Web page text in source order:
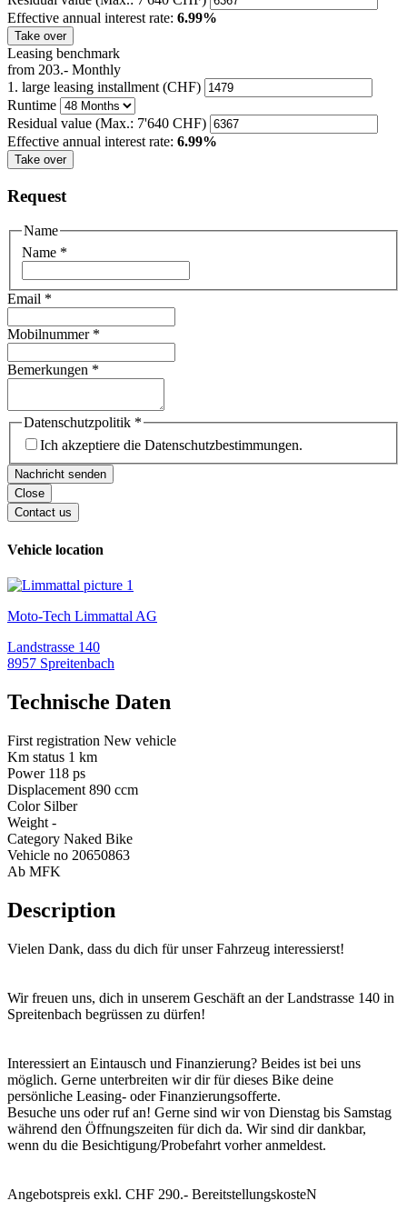
Effective annual interest rate: 6.99%
Take over
Leasing benchmark
from 203.- Monthly
1. large leasing installment (CHF)
Runtime
Residual value (Max.: 7'640 CHF)
Effective annual interest rate: 6.99%
Take over
Request
Name
Name *
Email *
Mobilnummer *
Bemerkungen *
Datenschutzpolitik *
Ich akzeptiere die Datenschutzbestimmungen.
Nachricht senden
Close
Contact us
Vehicle location
Moto-Tech Limmattal AG
Landstrasse 140
8957 Spreitenbach
Technische Daten
First registration New vehicle
Km status 1 km
Power 118 ps
Displacement 890 ccm
Color Silber
Weight -
Category Naked Bike
Vehicle no 20650863
Ab MFK
Description
Vielen Dank, dass du dich für unser Fahrzeug interessierst!
Wir freuen uns, dich in unserem Geschäft an der Landstrasse 140 in
Spreitenbach begrüssen zu dürfen!
Interessiert an Eintausch und Finanzierung? Beides ist bei uns
möglich. Gerne unterbreiten wir dir für dieses Bike deine
persönliche Leasing- oder Finanzierungsofferte.
Besuche uns oder ruf an! Gerne sind wir von Dienstag bis Samstag
während den Öffnungszeiten für dich da. Wir sind dir dankbar,
wenn du die Besichtigung/Probefahrt vorher anmeldest.
Angebotspreis exkl. CHF 290.- BereitstellungskosteN